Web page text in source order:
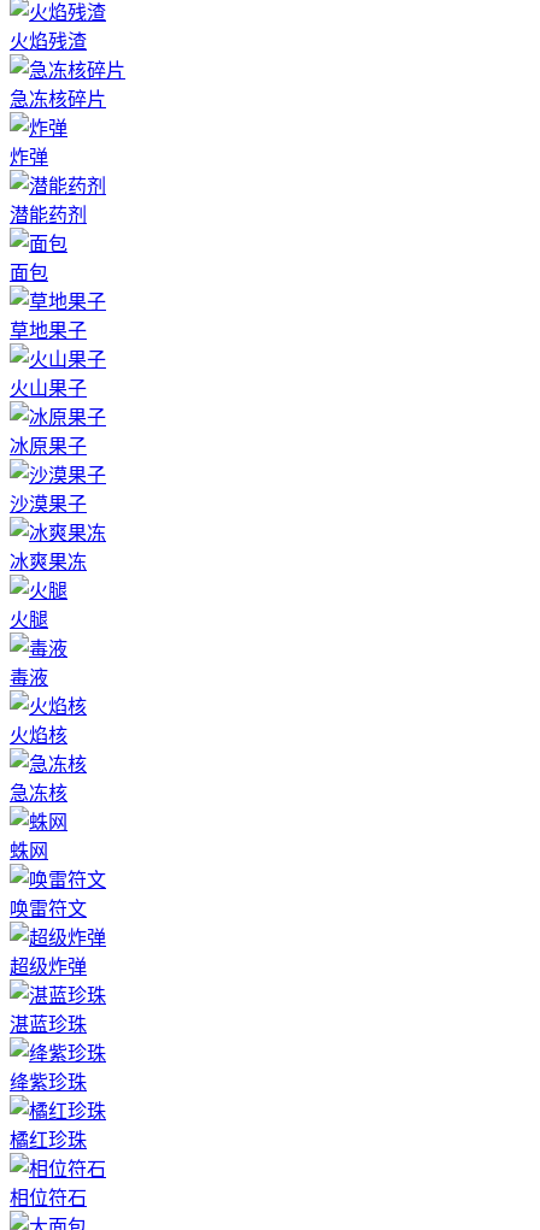
火焰残渣
急冻核碎片
炸弹
潜能药剂
面包
草地果子
火山果子
冰原果子
沙漠果子
冰爽果冻
火腿
毒液
火焰核
急冻核
蛛网
唤雷符文
超级炸弹
湛蓝珍珠
绛紫珍珠
橘红珍珠
相位符石